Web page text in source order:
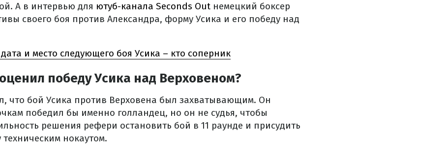
А в интервью для ютуб-канала Seconds Out немецкий боксер
своего боя против Александра, форму Усика и его победу над
и место следующего боя Усика – кто соперник
победу Усика над Верховеном?
что бой Усика против Верховена был захватывающим. Он
победил бы именно голландец, но он не судья, чтобы
решения рефери остановить бой в 11 раунде и присудить
нокаутом.